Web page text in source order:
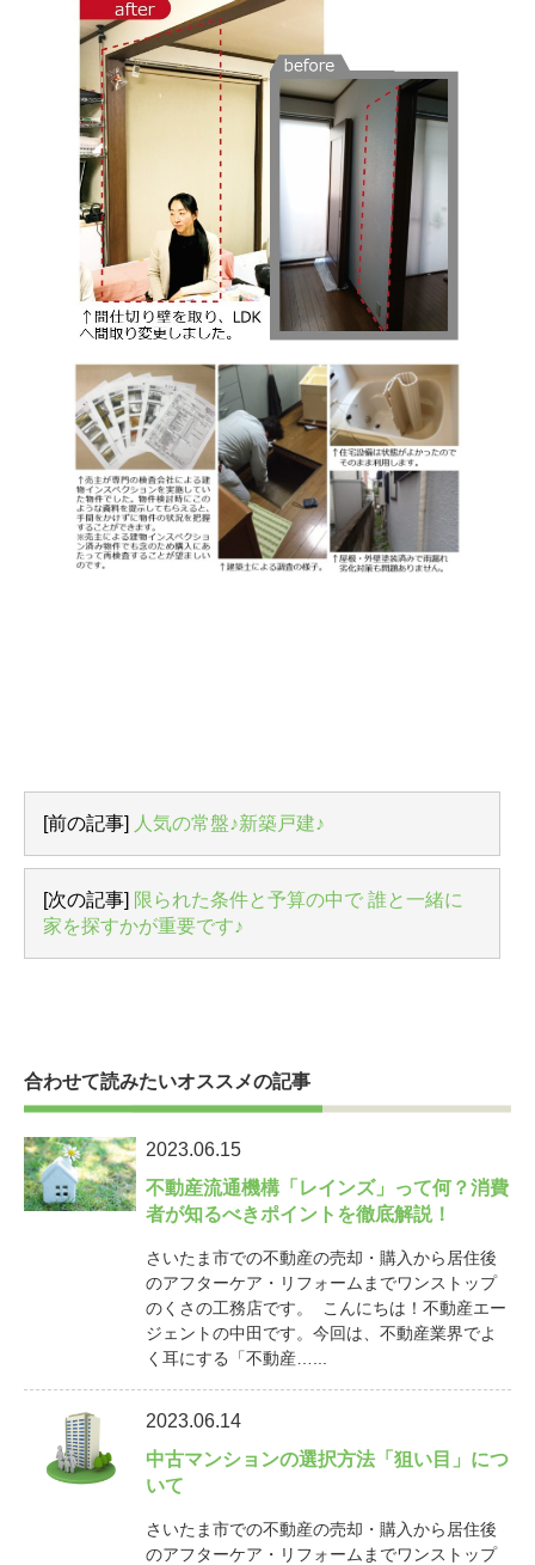
[前の記事] 人気の常盤♪新築戸建♪
[次の記事] 限られた条件と予算の中で 誰と一緒に
家を探すかが重要です♪
合わせて読みたいオススメの記事
2023.06.15
不動産流通機構「レインズ」って何？消費
者が知るべきポイントを徹底解説！
さいたま市での不動産の売却・購入から居住後
のアフターケア・リフォームまでワンストップ
のくさの工務店です。 こんにちは！不動産エー
ジェントの中田です。今回は、不動産業界でよ
く耳にする「不動産…...
2023.06.14
中古マンションの選択方法「狙い目」につ
いて
さいたま市での不動産の売却・購入から居住後
のアフターケア・リフォームまでワンストップ